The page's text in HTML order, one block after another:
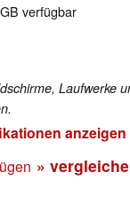
verfügbar
Laufwerke
anzeigen
» vergleiche